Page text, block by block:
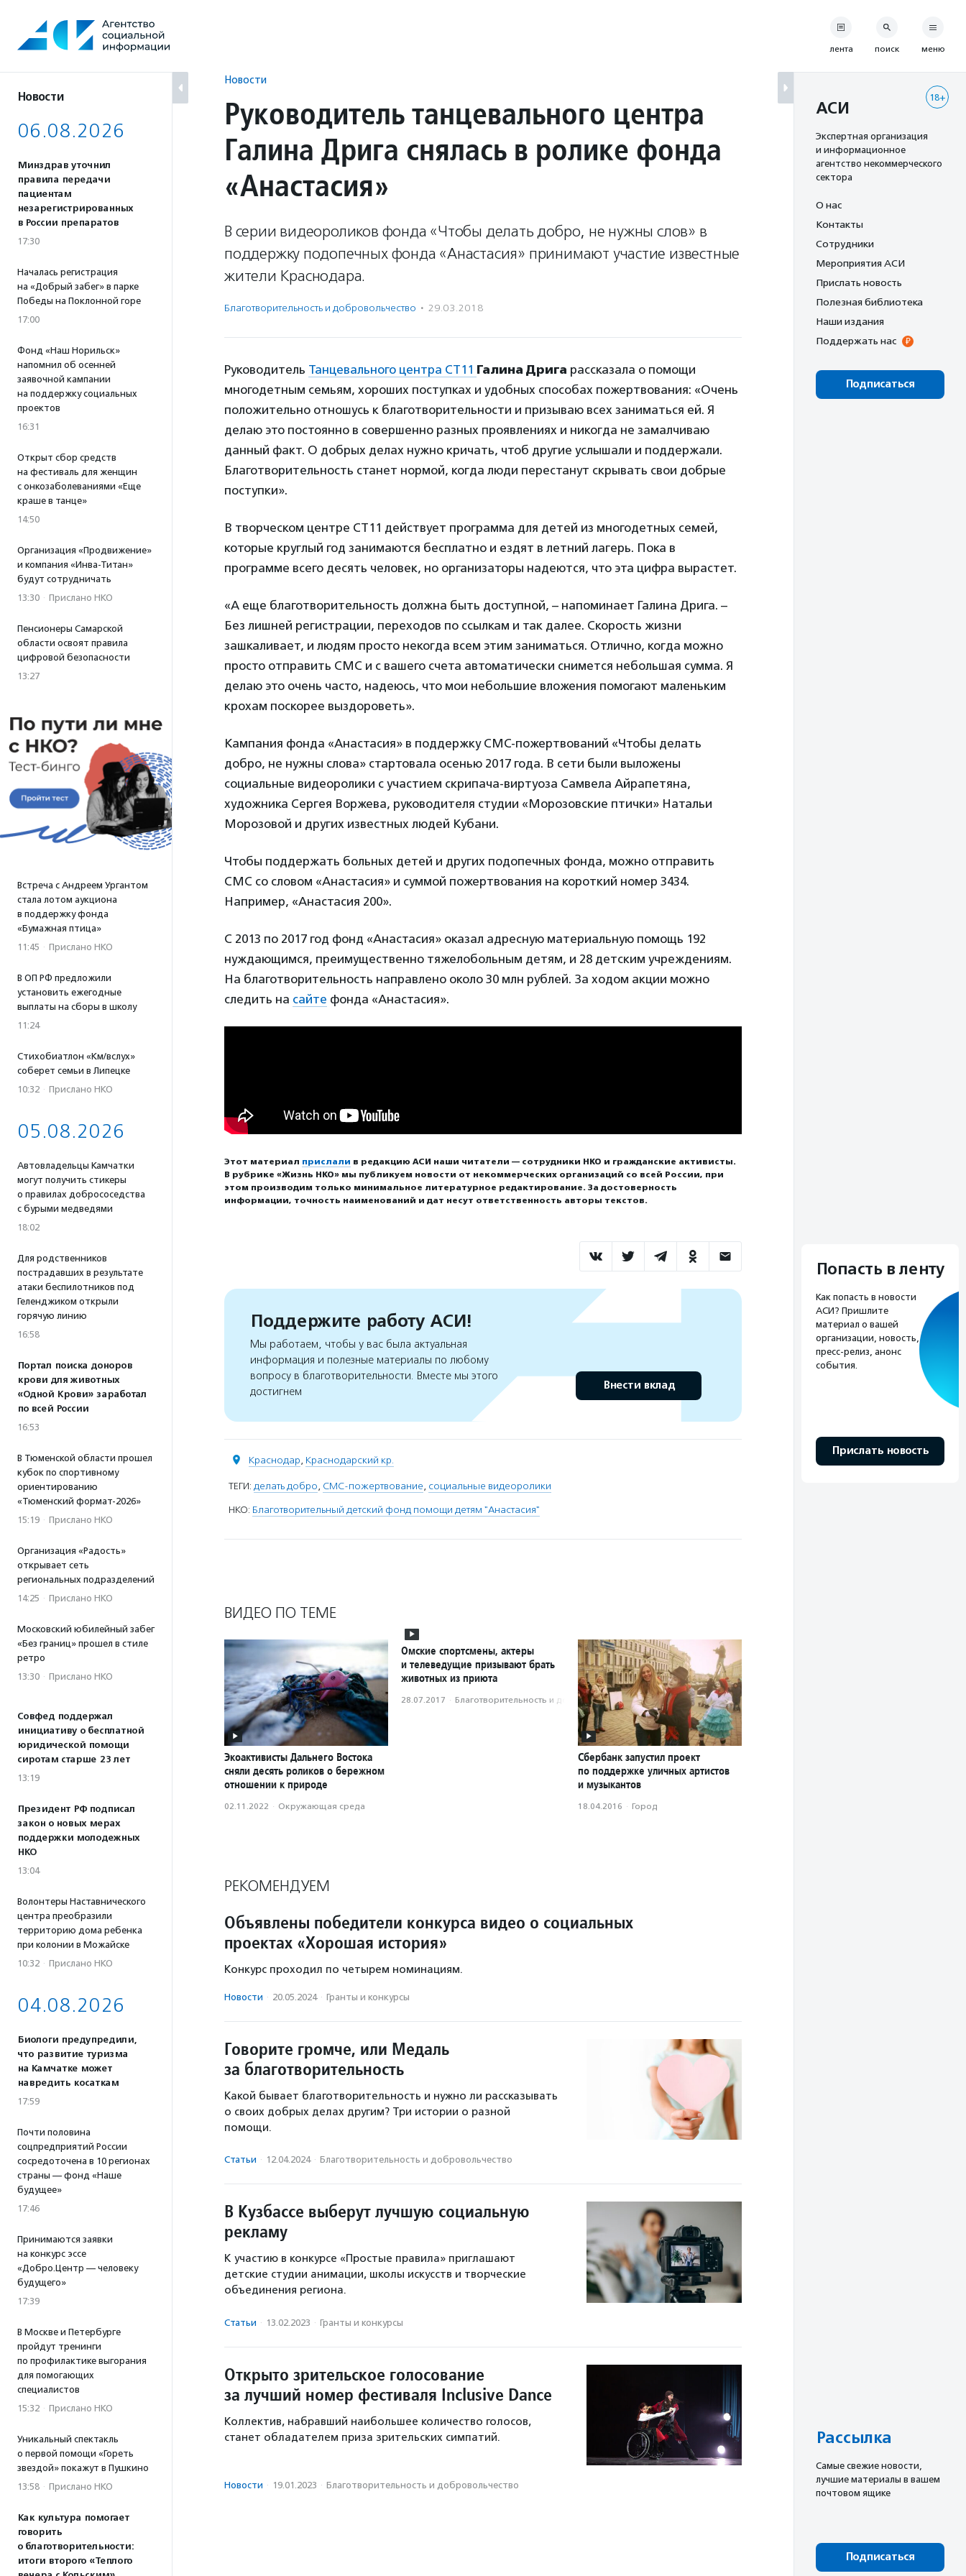
содержанию
Новости
06.08.2026
Минздрав уточнил
правила передачи
пациентам
незарегистрированных
в России препаратов
17:30
Началась регистрация
на «Добрый забег» в парке
Победы на Поклонной горе
17:00
Фонд «Наш Норильск»
напомнил об осенней
заявочной кампании
на поддержку социальных
проектов
16:31
Открыт сбор средств
на фестиваль для женщин
с онкозаболеваниями «Еще
краше в танце»
14:50
Организация «Продвижение»
и компания «Инва-Титан»
будут сотрудничать
13:30 · Прислано НКО
Пенсионеры Самарской
области освоят правила
цифровой безопасности
13:27
Встреча с Андреем Ургантом
стала лотом аукциона
в поддержку фонда
«Бумажная птица»
11:45 · Прислано НКО
В ОП РФ предложили
установить ежегодные
выплаты на сборы в школу
11:24
Стихобиатлон «Км/вслух»
соберет семьи в Липецке
10:32 · Прислано НКО
05.08.2026
Автовладельцы Камчатки
могут получить стикеры
о правилах добрососедства
с бурыми медведями
18:02
Для родственников
пострадавших в результате
атаки беспилотников под
Геленджиком открыли
горячую линию
16:58
Портал поиска доноров
крови для животных
«Одной Крови» заработал
по всей России
16:53
В Тюменской области прошел
кубок по спортивному
ориентированию
«Тюменский формат-2026»
15:19 · Прислано НКО
Организация «Радость»
открывает сеть
региональных подразделений
14:25 · Прислано НКО
Московский юбилейный забег
«Без границ» прошел в стиле
ретро
13:30 · Прислано НКО
Совфед поддержал
инициативу о бесплатной
юридической помощи
сиротам старше 23 лет
13:19
Президент РФ подписал
закон о новых мерах
поддержки молодежных
НКО
13:04
Волонтеры Наставнического
центра преобразили
территорию дома ребенка
при колонии в Можайске
10:32 · Прислано НКО
04.08.2026
Биологи предупредили,
что развитие туризма
на Камчатке может
навредить косаткам
17:59
Почти половина
соцпредприятий России
сосредоточена в 10 регионах
страны — фонд «Наше
будущее»
17:46
Принимаются заявки
на конкурс эссе
«Добро.Центр — человеку
будущего»
17:39
В Москве и Петербурге
пройдут тренинги
по профилактике выгорания
для помогающих
специалистов
15:32 · Прислано НКО
Уникальный спектакль
о первой помощи «Гореть
звездой» покажут в Пушкино
13:58 · Прислано НКО
Как культура помогает
говорить
о благотворительности:
итоги второго «Теплого
Новости
Руководитель танцевального центра
Галина Дрига снялась в ролике фонда
«Анастасия»
В серии видеороликов фонда «Чтобы делать добро, не нужны слов» в
поддержку подопечных фонда «Анастасия» принимают участие известные
жители Краснодара.
Благотвори­тель­ность и доброволь­чест­во · 29.03.2018
Руководитель Танцевального центра СТ11 Галина Дрига рассказала о помощи
многодетным семьям, хороших поступках и удобных способах пожертвования: «Очень
положительно отношусь к благотворительности и призываю всех заниматься ей. Я
делаю это постоянно в совершенно разных проявлениях и никогда не замалчиваю
данный факт. О добрых делах нужно кричать, чтоб другие услышали и поддержали.
Благотворительность станет нормой, когда люди перестанут скрывать свои добрые
поступки».
В творческом центре СТ11 действует программа для детей из многодетных семей,
которые круглый год занимаются бесплатно и ездят в летний лагерь. Пока в
программе всего десять человек, но организаторы надеются, что эта цифра вырастет.
«А еще благотворительность должна быть доступной, – напоминает Галина Дрига. –
Без лишней регистрации, переходов по ссылкам и так далее. Скорость жизни
зашкаливает, и людям просто некогда всем этим заниматься. Отлично, когда можно
просто отправить СМС и с вашего счета автоматически снимется небольшая сумма. Я
делаю это очень часто, надеюсь, что мои небольшие вложения помогают маленьким
крохам поскорее выздороветь».
Кампания фонда «Анастасия» в поддержку СМС-пожертвований «Чтобы делать
добро, не нужны слова» стартовала осенью 2017 года. В сети были выложены
социальные видеоролики с участием скрипача-виртуоза Самвела Айрапетяна,
художника Сергея Воржева, руководителя студии «Морозовские птички» Натальи
Морозовой и других известных людей Кубани.
Чтобы поддержать больных детей и других подопечных фонда, можно отправить
СМС со словом «Анастасия» и суммой пожертвования на короткий номер 3434.
Например, «Анастасия 200».
С 2013 по 2017 год фонд «Анастасия» оказал адресную материальную помощь 192
нуждающимся, преимущественно тяжелобольным детям, и 28 детским учреждениям.
На благотворительность направлено около 30 млн рублей. За ходом акции можно
следить на сайте фонда «Анастасия».
Этот материал прислали в редакцию АСИ наши читатели — сотрудники НКО и гражданские активисты.
В рубрике «Жизнь НКО» мы публикуем новости от некоммерческих организаций со всей России, при
этом производим только минимальное литературное редактирование. За достоверность
информации, точность наименований и дат несут ответственность авторы текстов.
Поддержите работу АСИ!
Мы работаем, чтобы у вас была актуальная
информация и полезные материалы по любому
вопросу в благотворительности. Вместе мы этого
достигнем
Внести вклад
Краснодар, Краснодарский кр.
ТЕГИ: делать добро, СМС-пожертвование, социальные видеоролики
НКО: Благотворительный детский фонд помощи детям "Анастасия"
ВИДЕО ПО ТЕМЕ
Экоактивисты Дальнего Востока
сняли десять роликов о бережном
отношении к природе
02.11.2022 · Окружающая среда
Омские спортсмены, актеры
и телеведущие призывают брать
животных из приюта
28.07.2017 · Благотвори­тель­ность и доброволь­чест­во
Сбербанк запустил проект
по поддержке уличных артистов
и музыкантов
18.04.2016 · Город
РЕКОМЕНДУЕМ
Объявлены победители конкурса видео о социальных
проектах «Хорошая история»
Конкурс проходил по четырем номинациям.
Новости · 20.05.2024 · Гранты и конкурсы
Говорите громче, или Медаль
за благотворительность
Какой бывает благотворительность и нужно ли рассказывать
о своих добрых делах другим? Три истории о разной
помощи.
Статьи · 12.04.2024 · Благотвори­тель­ность и доброволь­чест­во
В Кузбассе выберут лучшую социальную
рекламу
К участию в конкурсе «Простые правила» приглашают
детские студии анимации, школы искусств и творческие
объединения региона.
Статьи · 13.02.2023 · Гранты и конкурсы
Открыто зрительское голосование
за лучший номер фестиваля Inclusive Dance
Коллектив, набравший наибольшее количество голосов,
станет обладателем приза зрительских симпатий.
Новости · 19.01.2023 · Благотвори­тель­ность и доброволь­чест­во
лента поиск меню
18+
АСИ
Экспертная организация
и информационное
агентство некоммерческого
сектора
О нас
Контакты
Сотрудники
Мероприятия АСИ
Прислать новость
Полезная библиотека
Наши издания
Поддержать нас
Подписаться
Попасть в ленту
Как попасть в новости
АСИ? Пришлите
материал о вашей
организации, новость,
пресс-релиз, анонс
события.
Прислать новость
Рассылка
Cамые свежие новости,
лучшие материалы в вашем
почтовом ящике
Подписаться